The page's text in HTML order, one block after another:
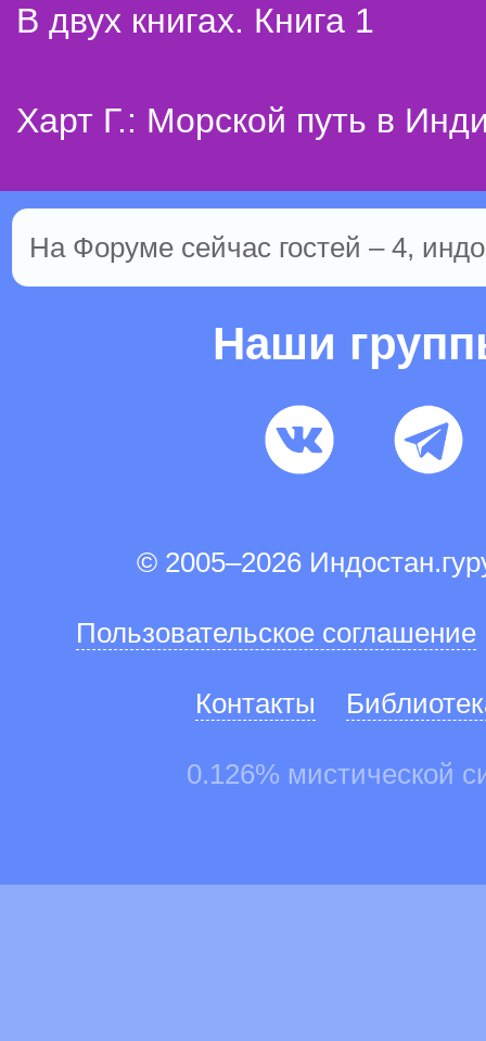
В двух книгах. Книга 1
Харт Г.: Морской путь в
На Форуме сейчас гостей – 4,
Наши
© 2005–2026
Пользовательское соглашение
Контакты
0.126% мистической